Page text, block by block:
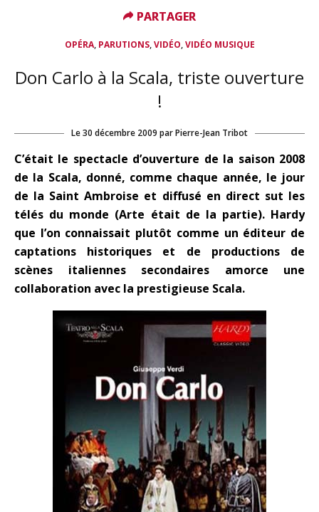
OPÉRA, PARUTIONS,VIDÉO,VIDÉO MUSIQUE
Don Carlo à la Scala, triste ouverture
!
Le30 décembre 2009 parPierre-Jean Tribot
C’était le spectacle d’ouverture de la saison 2008
de la Scala, donné, comme chaque année, le jour
de la Saint Ambroise et diffusé en direct sut les
télés du monde (Arte était de la partie). Hardy
que l’on connaissait plutôt comme un éditeur de
captations historiques et de productions de
scènes italiennes secondaires amorce une
collaboration avec la prestigieuse Scala.
PARTAGER
PARTAGER